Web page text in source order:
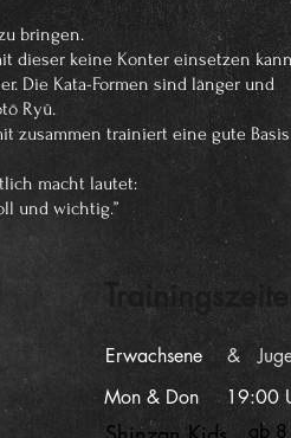
bringen.
dieser keine Konter einsetzen
Die Kata-Formen sind länger und
Ryū.
zusammen trainiert eine gute
macht lautet:
und wichtig.”
Erwachsene
&
Mon & Don
19:00
ab 8